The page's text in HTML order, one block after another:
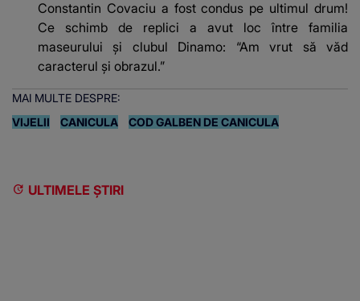
Constantin Covaciu a fost condus pe ultimul drum!
Ce schimb de replici a avut loc între familia
maseurului și clubul Dinamo: “Am vrut să văd
caracterul și obrazul.”
MAI MULTE DESPRE:
VIJELII
CANICULA COD GALBEN DE CANICULA
ULTIMELE ȘTIRI